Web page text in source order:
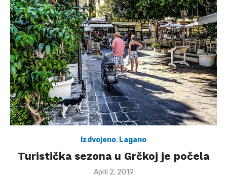
Izdvojeno, Lagano
Turistička sezona u Grčkoj je počela
Posted
April 2, 2019